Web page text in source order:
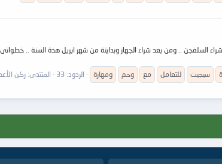
السلفجن .. ومن بعد شراء الجهاز وبدايتة من شهر ابريل هذة السنة ..
سيجيت للتعامل مع وحم ومهارة الردود: 33 المنتدى: ركن